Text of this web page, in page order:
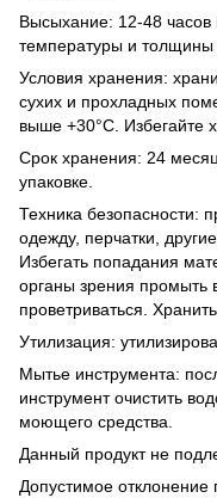
Высыхание: 12-48 часов
температуры и толщины
Условия хранения:
сухих и прохладных
выше +30°С. Избегайте
Срок хранения: 24
упаковке.
Техника безопасности:
одежду, перчатки,
Избегать попадания
органы зрения
проветриваться.
Утилизация:
Мытье инструмента:
инструмент очистить
моющего средства.
Данный продукт не
Допустимое отклонение